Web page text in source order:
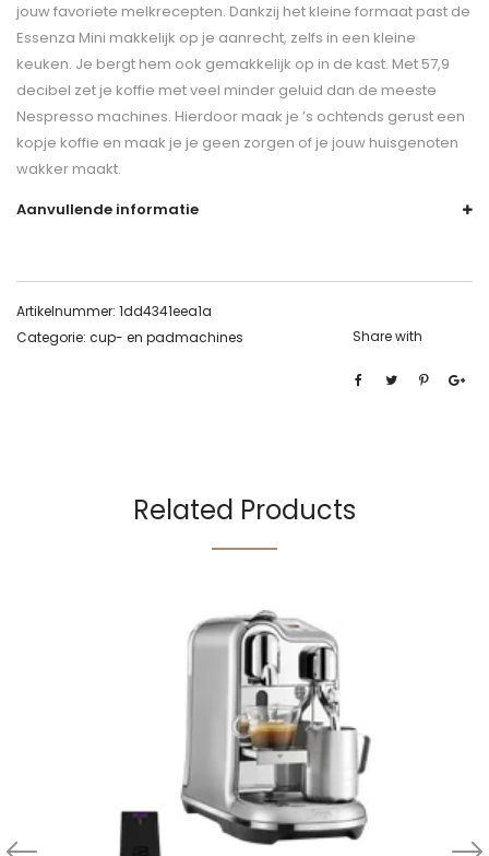
jouw favoriete melkrecepten. Dankzij het kleine formaat past de
Essenza Mini makkelijk op je aanrecht, zelfs in een kleine
keuken. Je bergt hem ook gemakkelijk op in de kast. Met 57,9
decibel zet je koffie met veel minder geluid dan de meeste
Nespresso machines. Hierdoor maak je ’s ochtends gerust een
kopje koffie en maak je je geen zorgen of je jouw huisgenoten
wakker maakt.
Aanvullende informatie
Artikelnummer: 1dd4341eea1a
Categorie: cup- en padmachines Share with
Related Products